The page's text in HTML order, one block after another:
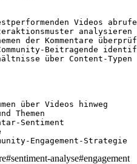
Videos
analysieren
der Kommentare
Beitragende
über Content-Typen
über Videos hinweg
Themen
Sentiment
Engagement-Strategie
#sentiment-analyse#engagement